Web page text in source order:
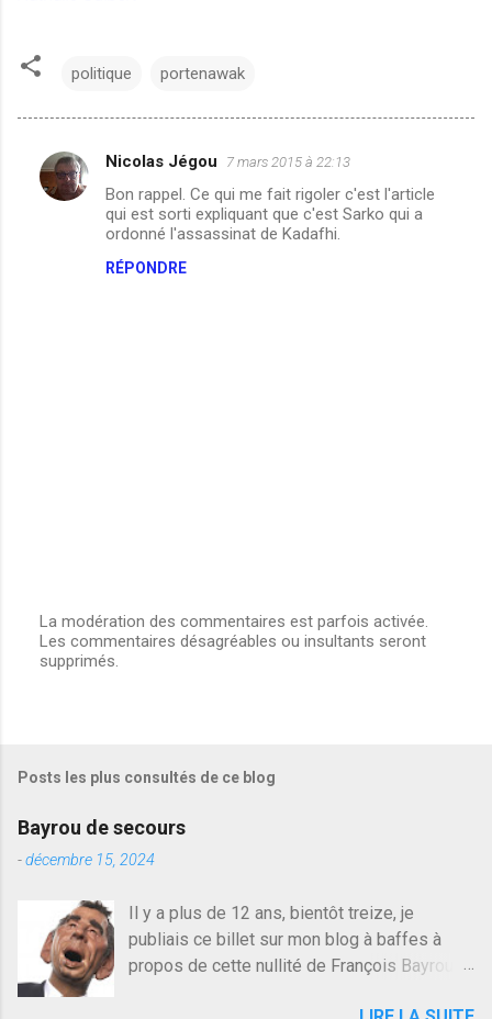
politique portenawak
C
o
Nicolas Jégou 7 mars 2015 à 22:13
Bon rappel. Ce qui me fait rigoler c'est l'article
qui est sorti expliquant que c'est Sarko qui a
ordonné l'assassinat de Kadafhi.
RÉPONDRE
E
n
t
e
r
u
m
m
e
n
La modération des commentaires est parfois activée.
Les commentaires désagréables ou insultants seront
supprimés.
Posts les plus consultés de ce blog
Bayrou de secours
-décembre 15, 2024
Il y a plus de 12 ans, bientôt treize, je
publiais ce billet sur mon blog à baffes à
propos de cette nullité de François Bayrou. Il